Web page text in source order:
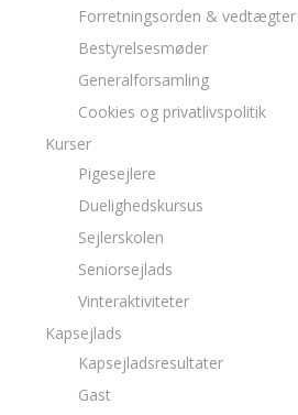
Forretningsorden & vedtægter
Bestyrelsesmøder
Generalforsamling
Cookies og privatlivspolitik
Kurser
Pigesejlere
Duelighedskursus
Sejlerskolen
Seniorsejlads
Vinteraktiviteter
Kapsejlads
Kapsejladsresultater
Gast